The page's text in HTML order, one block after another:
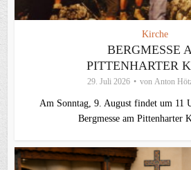
Kirche
BERGMESSE
PITTENHARTER
29. Juli 2026 von Anton
Am Sonntag, 9. August findet um 11
Bergmesse am Pittenharter